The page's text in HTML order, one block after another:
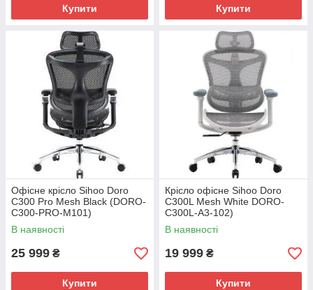
Купити Купити
Офісне крісло Sihoo Doro
C300 Pro Mesh Black (DORO-
C300-PRO-M101)
В наявності
25 999 ₴
Купити
Крісло офісне Sihoo Doro
C300L Mesh White DORO-
C300L-A3-102)
В наявності
19 999 ₴
Купити